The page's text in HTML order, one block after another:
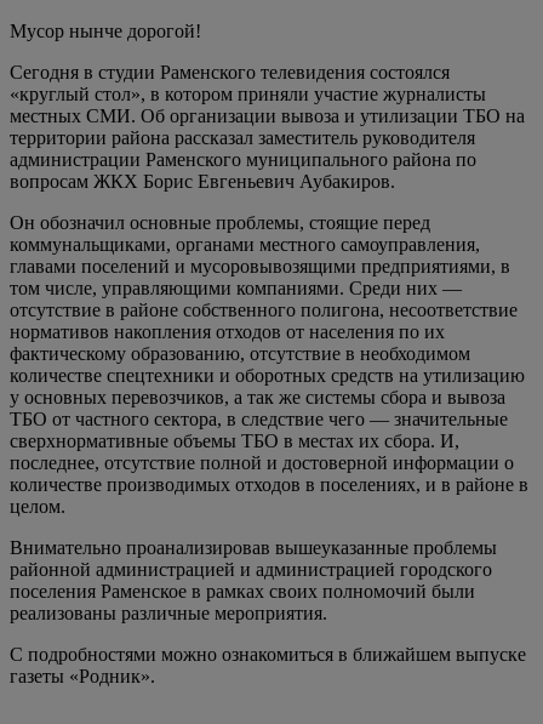
Мусор нынче дорогой!
Сегодня в студии Раменского телевидения состоялся
«круглый стол», в котором приняли участие журналисты
местных СМИ. Об организации вывоза и утилизации ТБО на
территории района рассказал заместитель руководителя
администрации Раменского муниципального района по
вопросам ЖКХ Борис Евгеньевич Аубакиров.
Он обозначил основные проблемы, стоящие перед
коммунальщиками, органами местного самоуправления,
главами поселений и мусоровывозящими предприятиями, в
том числе, управляющими компаниями. Среди них —
отсутствие в районе собственного полигона, несоответствие
нормативов накопления отходов от населения по их
фактическому образованию, отсутствие в необходимом
количестве спецтехники и оборотных средств на утилизацию
у основных перевозчиков, а так же системы сбора и вывоза
ТБО от частного сектора, в следствие чего — значительные
сверхнормативные объемы ТБО в местах их сбора. И,
последнее, отсутствие полной и достоверной информации о
количестве производимых отходов в поселениях, и в районе в
целом.
Внимательно проанализировав вышеуказанные проблемы
районной администрацией и администрацией городского
поселения Раменское в рамках своих полномочий были
реализованы различные мероприятия.
С подробностями можно ознакомиться в ближайшем выпуске
газеты «Родник».